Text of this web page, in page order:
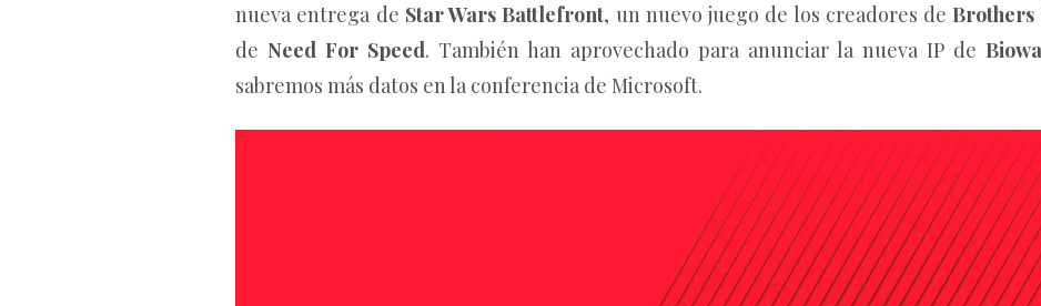
nueva entrega de Star Wars Battlefront, un nuevo juego de los creadores deBrothers
de Need For Speed. También han aprovechado para anunciar la nueva IP de
sabremos más datos en la conferencia de Microsoft.